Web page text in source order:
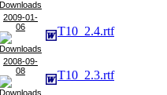
2009-01-
06
T10_2.4.rtf
2008-09-
08
T10_2.3.rtf